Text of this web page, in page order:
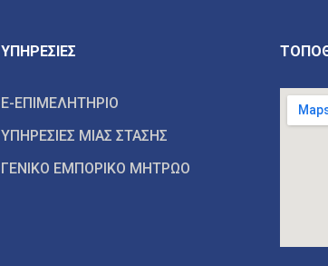
ΥΠΗΡΕΣΙΕΣ
E-ΕΠΙΜΕΛΗΤΗΡΙΟ
ΥΠΗΡΕΣΙΕΣ ΜΙΑΣ ΣΤΑΣΗΣ
ΓΕΝΙΚΟ ΕΜΠΟΡΙΚΟ ΜΗΤΡΩΟ